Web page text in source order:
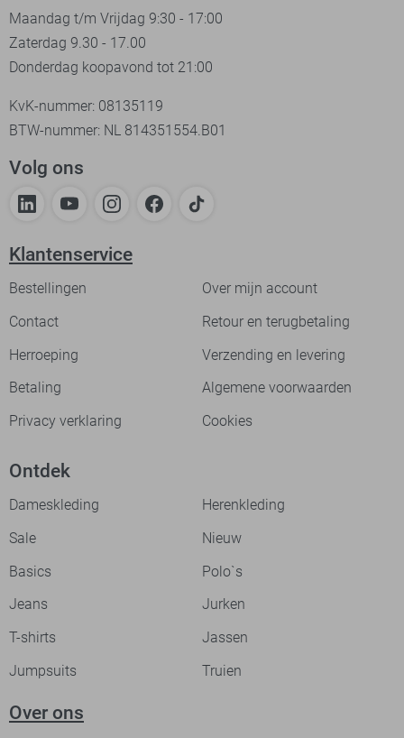
Maandag t/m Vrijdag 9:30 - 17:00
Zaterdag 9.30 - 17.00
Donderdag koopavond tot 21:00
KvK-nummer: 08135119
BTW-nummer: NL 814351554.B01
Volg ons
Klantenservice
Bestellingen
Over mijn account
Contact
Retour en terugbetaling
Herroeping
Verzending en levering
Betaling
Algemene voorwaarden
Privacy verklaring
Cookies
Ontdek
Dameskleding
Herenkleding
Sale
Nieuw
Basics
Polo`s
Jeans
Jurken
T-shirts
Jassen
Jumpsuits
Truien
Over ons